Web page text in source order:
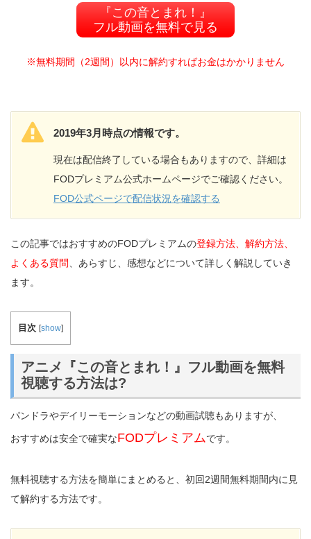
『この音とまれ！』
フル動画を無料で見る
※無料期間（2週間）以内に解約すればお金はかかりません
2019年3月時点の情報です。
現在は配信終了している場合もありますので、詳細は
FODプレミアム公式ホームページでご確認ください。
FOD公式ページで配信状況を確認する
この記事ではおすすめのFODプレミアムの登録方法、解約方法、
よくある質問
、あらすじ、感想などについて詳しく解説していき
ます。
目次 [show]
アニメ『この音とまれ！』フル動画を無料
視聴する方法は?
パンドラやデイリーモーションなどの動画試聴もありますが、
おすすめは安全で確実なFODプレミアムです。
無料視聴する方法を簡単にまとめると、初回2週間無料期間内に見
て解約する方法です。